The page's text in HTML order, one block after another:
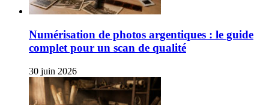
Numérisation de photos argentiques : le guide
complet pour un scan de qualité
30 juin 2026